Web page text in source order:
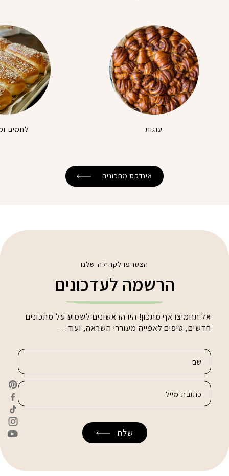
עוגות לחמים
אינדקס מתכונים
הצטרפו לקהילה שלנו
הרשמה לעדכונים
אל תחמיצו אף מתכון! היו הראשונים לשמוע על מתכונים
חדשים, טיפים לאפייה מעוררי השראה, ועוד…